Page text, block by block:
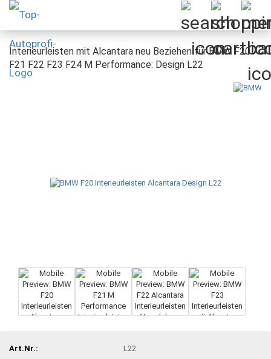
Interieurleisten mit Alcantara neu Beziehen für BMW F20
F21 F22 F23 F24 M Performance: Design L22
Art.Nr.:
L22